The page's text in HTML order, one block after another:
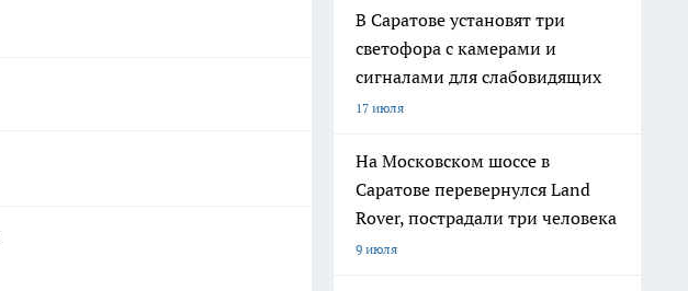
В Саратове установят три
светофора с камерами и
сигналами для слабовидящих
17 июля
На Московском шоссе в
Саратове перевернулся Land
Rover, пострадали три человека
9 июля